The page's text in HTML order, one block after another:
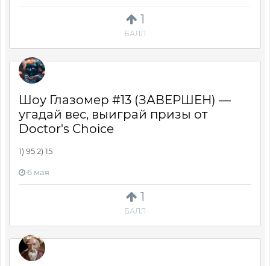
1
БАЛЛ
1
БАЛЛ
Шоу Глазомер #13 (ЗАВЕРШЕН) —
угадай вес, выиграй призы от
Doctor's Choice
1) 95 2) 15
6 мая